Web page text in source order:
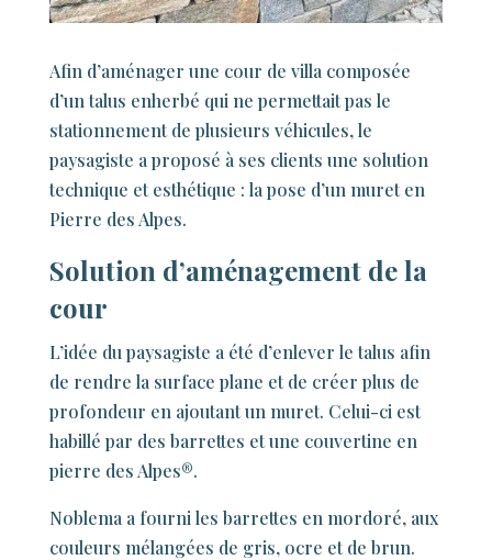
Afin d’aménager une cour de villa composée
d’un talus enherbé qui ne permettait pas le
stationnement de plusieurs véhicules, le
paysagiste a proposé à ses clients une solution
technique et esthétique : la pose d’un muret en
Pierre des Alpes.
Solution d’aménagement de la
cour
L’idée du paysagiste a été d’enlever le talus afin
de rendre la surface plane et de créer plus de
profondeur en ajoutant un muret. Celui-ci est
habillé par des barrettes et une couvertine en
pierre des Alpes®.
Noblema a fourni les barrettes en mordoré, aux
couleurs mélangées de gris, ocre et de brun.